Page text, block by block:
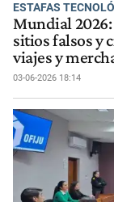
ESTAFAS
Mundial
sitios falsos y
viajes y
03-06-2026 18:14